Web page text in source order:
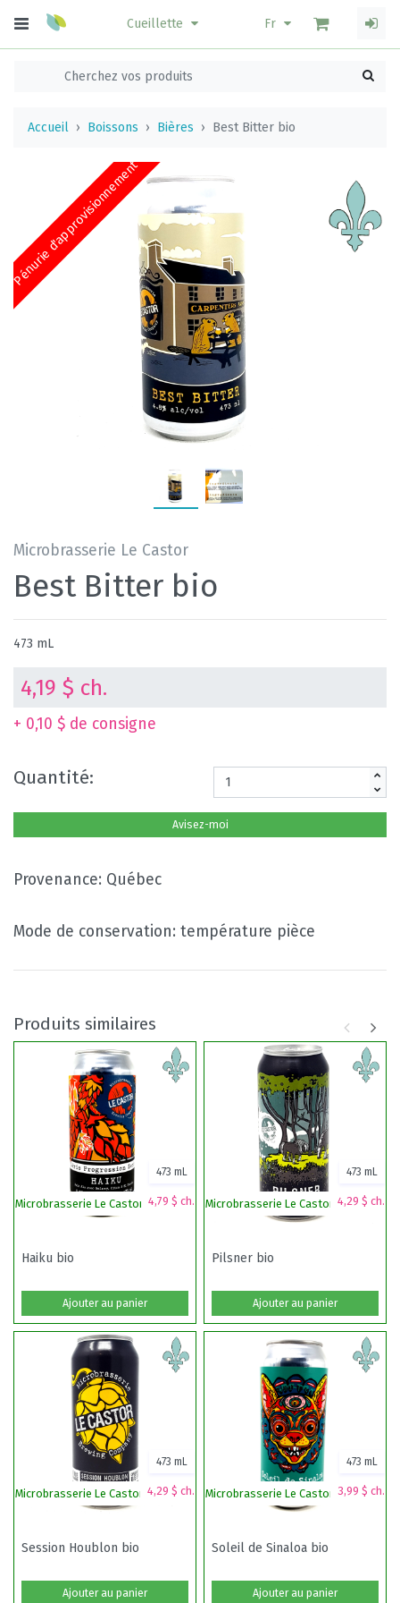
Cueillette Fr
Accueil Boissons Bières Best Bitter bio
Pénurie d'approvisionnement
Microbrasserie Le Castor
Best Bitter bio
473 mL
4,19 $ ch.
+ 0,10 $ de consigne
Quantité:
Avisez-moi
Provenance: Québec
Mode de conservation: température pièce
Produits similaires
Microbrasserie Le Castor 4,79 $ ch.
473 mL
Haiku bio
Ajouter au panier
Microbrasserie Le Castor 4,29 $ ch.
473 mL
Pilsner bio
Ajouter au panier
Microbrasserie Le Castor 4,29 $ ch.
473 mL
Session Houblon bio
Ajouter au panier
Microbrasserie Le Castor 3,99 $ ch.
473 mL
Soleil de Sinaloa bio
Ajouter au panier